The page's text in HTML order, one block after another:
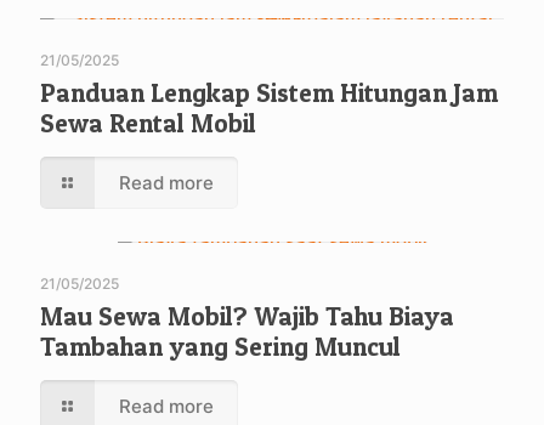
21/05/2025
Panduan Lengkap Sistem Hitungan Jam
Sewa Rental Mobil
Read more
21/05/2025
Mau Sewa Mobil? Wajib Tahu Biaya
Tambahan yang Sering Muncul
Read more